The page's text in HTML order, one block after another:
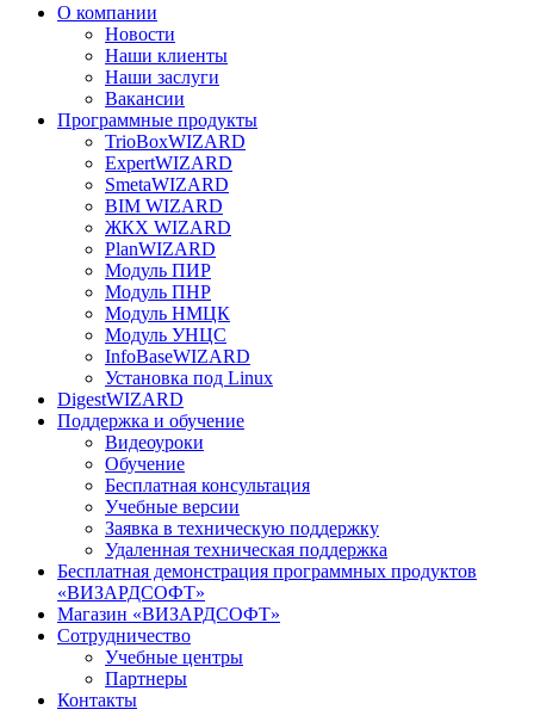
О компании
Новости
Наши клиенты
Наши заслуги
Вакансии
Программные продукты
TrioBoxWIZARD
ExpertWIZARD
SmetaWIZARD
BIM WIZARD
ЖКХ WIZARD
PlanWIZARD
Модуль ПИР
Модуль ПНР
Модуль НМЦК
Модуль УНЦС
InfoBaseWIZARD
Установка под Linux
DigestWIZARD
Поддержка и обучение
Видеоуроки
Обучение
Бесплатная консультация
Учебные версии
Заявка в техническую поддержку
Удаленная техническая поддержка
Бесплатная демонстрация программных продуктов
«ВИЗАРДСОФТ»
Магазин «ВИЗАРДСОФТ»
Сотрудничество
Учебные центры
Партнеры
Контакты